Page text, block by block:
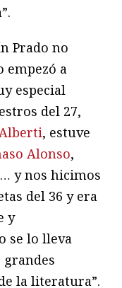
Prado no
empezó a
especial
del 27,
, estuve
Alonso,
… y nos hicimos
del 36 y era
y
se lo lleva
grandes
la literatura”.